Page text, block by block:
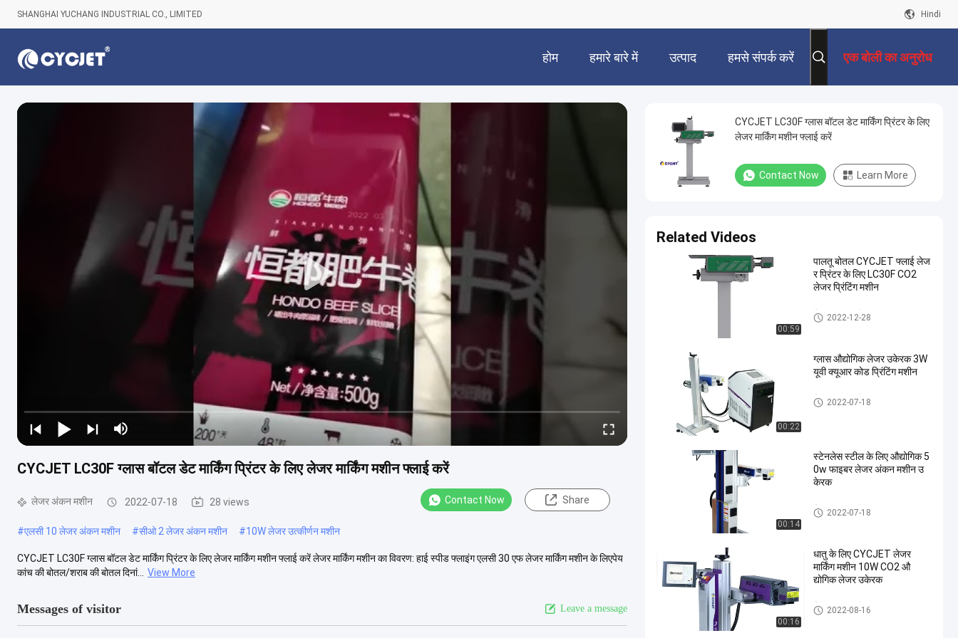
SHANGHAI YUCHANG INDUSTRIAL CO., LIMITED Hindi
होम हमारे बारे में उत्पाद हमसे संपर्क करें एक बोली का अनुरोध
CYCJET LC30F ग्लास बॉटल डेट मार्किंग प्रिंटर के लिए लेजर मार्किंग मशीन फ्लाई करें
लेजर अंकन मशीन 2022-07-18 28 views Contact Now Share
#एलसी 10 लेजर अंकन मशीन #सीओ 2 लेजर अंकन मशीन #10W लेजर उत्कीर्णन मशीन
CYCJET LC30F ग्लास बॉटल डेट मार्किंग प्रिंटर के लिए लेजर मार्किंग मशीन फ्लाई करें लेजर मार्किंग मशीन का विवरण: हाई स्पीड फ्लाइंग एलसी 30 एफ लेजर मार्किंग मशीन के लिएपेय
कांच की बोतल/शराब की बोतल दिनां...
View More
Messages of visitor Leave a message
CYCJET LC30F ग्लास बॉटल डेट मार्किंग प्रिंटर के लिए
लेजर मार्किंग मशीन फ्लाई करें
Contact Now Learn More
Related Videos
00:59
पालतू बोतल CYCJET फ्लाई लेज
र प्रिंटर के लिए LC30F CO2
लेजर प्रिंटिंग मशीन
लेजर अंकन मशीन
2022-12-28
00:22
ग्लास औद्योगिक लेजर उकेरक 3W
यूवी क्यूआर कोड प्रिंटिंग मशीन
लेजर अंकन मशीन
2022-07-18
00:14
स्टेनलेस स्टील के लिए औद्योगिक 5
0w फाइबर लेजर अंकन मशीन उ
केरक
लेजर अंकन मशीन
2022-07-18
00:16
धातु के लिए CYCJET लेजर
मार्किंग मशीन 10W CO2 औ
द्योगिक लेजर उकेरक
लेजर अंकन मशीन
2022-08-16